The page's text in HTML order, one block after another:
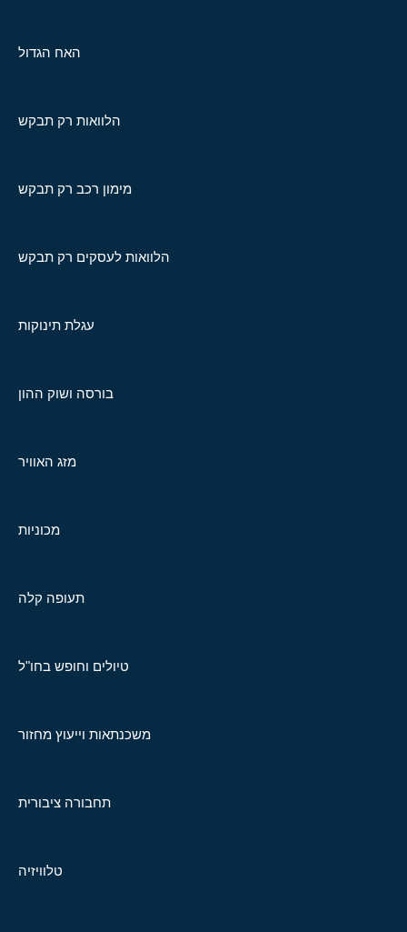
האח הגדול
הלוואות רק תבקש
מימון רכב רק תבקש
הלוואות לעסקים רק תבקש
עגלת תינוקות
בורסה ושוק ההון
מזג האוויר
מכוניות
תעופה קלה
טיולים וחופש בחו"ל
משכנתאות וייעוץ מחזור
תחבורה ציבורית
טלוויזיה